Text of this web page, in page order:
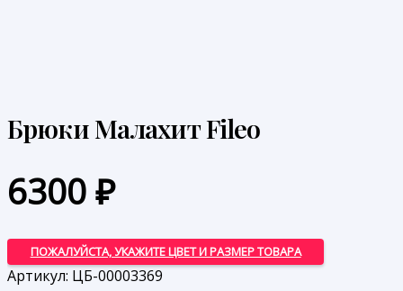
Брюки Малахит Fileo
6300₽
ПОЖАЛУЙСТА, УКАЖИТЕ ЦВЕТ И РАЗМЕР ТОВАРА
Артикул: ЦБ-00003369